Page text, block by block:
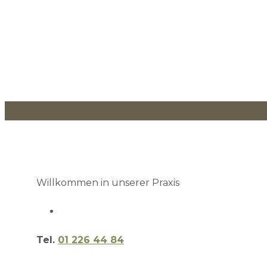
Willkommen in unserer Praxis
Tel. 01 226 44 84